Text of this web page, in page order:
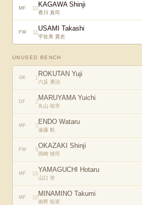
MF 10KAGAWA Shinji
香川 真司
FW 11 USAMI Takashi
宇佐美 貴史
UNUSED BENCH
GK 1 ROKUTAN Yuji
六反 勇治
DF 2MARUYAMA Yuichi
丸山 祐市
MF 3ENDO Wataru
遠藤 航
FW 9OKAZAKI Shinji
岡崎 慎司
MF 16YAMAGUCHI Hotaru
山口 蛍
MF 18MINAMINO Takumi
南野 拓実